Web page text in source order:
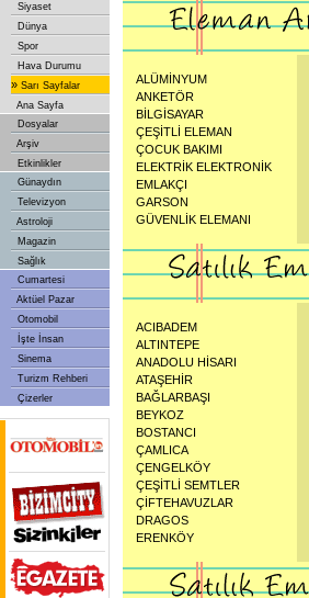
Siyaset
Dünya
Spor
Hava Durumu
» Sarı Sayfalar
Ana Sayfa
Dosyalar
Arşiv
Etkinlikler
Günaydın
Televizyon
Astroloji
Magazin
Sağlık
Cumartesi
Aktüel Pazar
Otomobil
İşte İnsan
Sinema
Turizm Rehberi
Çizerler
ALÜMİNYUM
ANKETÖR
BİLGİSAYAR
ÇEŞİTLİ ELEMAN
ÇOCUK BAKIMI
ELEKTRİK ELEKTRONİK
EMLAKÇI
GARSON
GÜVENLİK ELEMANI
ACIBADEM
ALTINTEPE
ANADOLU HİSARI
ATAŞEHİR
BAĞLARBAŞI
BEYKOZ
BOSTANCI
ÇAMLICA
ÇENGELKÖY
ÇEŞİTLİ SEMTLER
ÇİFTEHAVUZLAR
DRAGOS
ERENKÖY